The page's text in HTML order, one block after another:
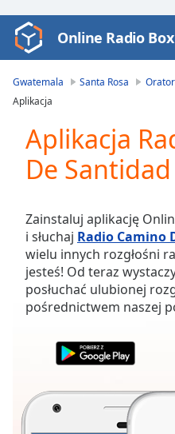
Video
Player
loading.
Video
Play
Skip
Backward
Mute
Current
Time0:00
Duration-:-
Loaded:
LIVE
live,
currently
behind
Online Radio Box
Gwatemala Santa Rosa
Aplikacja
Aplikacja
De Santidad
Zainstaluj aplikację
i słuchaj Radio Camino
wielu innych rozgłośni
jesteś! Od teraz
posłuchać ulubionej
pośrednictwem naszej